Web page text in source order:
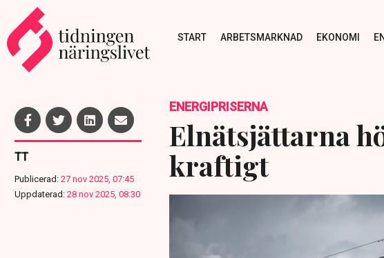
START ARBETSMARKNAD EKONOMI
TT
Publicerad: 27 nov 2025, 07:45
Uppdaterad: 28 nov 2025, 08:30
ENERGIPRISERNA
Elnätsjättarna
kraftigt